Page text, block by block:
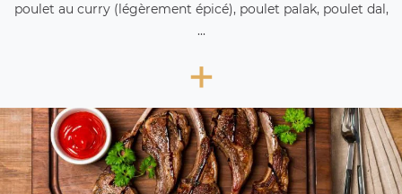
poulet au curry (légèrement épicé), poulet palak, poulet dal,
...
+